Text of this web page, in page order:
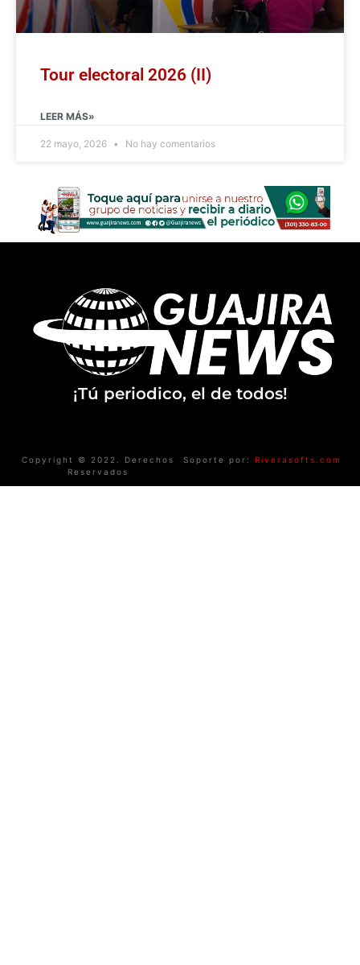
Tour electoral 2026 (II)
LEER MÁS»
22 mayo, 2026 No hay comentarios
¡Tú periodico, el de todos!
Copyright © 2022. Derechos
Reservados
Soporte por: Riverasofts.com